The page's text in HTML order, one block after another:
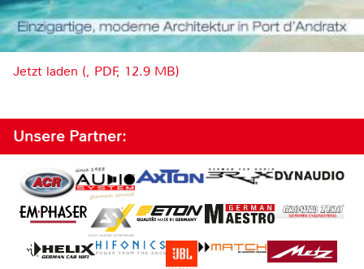
Jetzt laden (, PDF, 12.9 MB)
Unsere Partner: